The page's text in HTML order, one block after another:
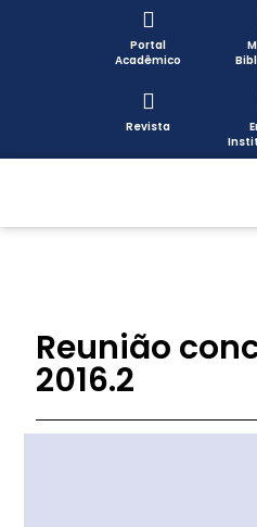
Portal
Acadêmico
Revista
Reunião
2016.2